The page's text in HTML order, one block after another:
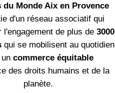
Monde Aix en Provence
d'un réseau associatif qui
l'engagement de plus de 3000
qui se mobilisent au quotidien
commerce équitable
des droits humains et de la
planète.